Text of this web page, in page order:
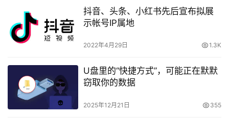
抖音、头条、小红书先后宣布拟展
示帐号IP属地
2022年4月29日 1.3K
U盘里的“快捷方式”，可能正在默默
窃取你的数据
2025年12月21日 355